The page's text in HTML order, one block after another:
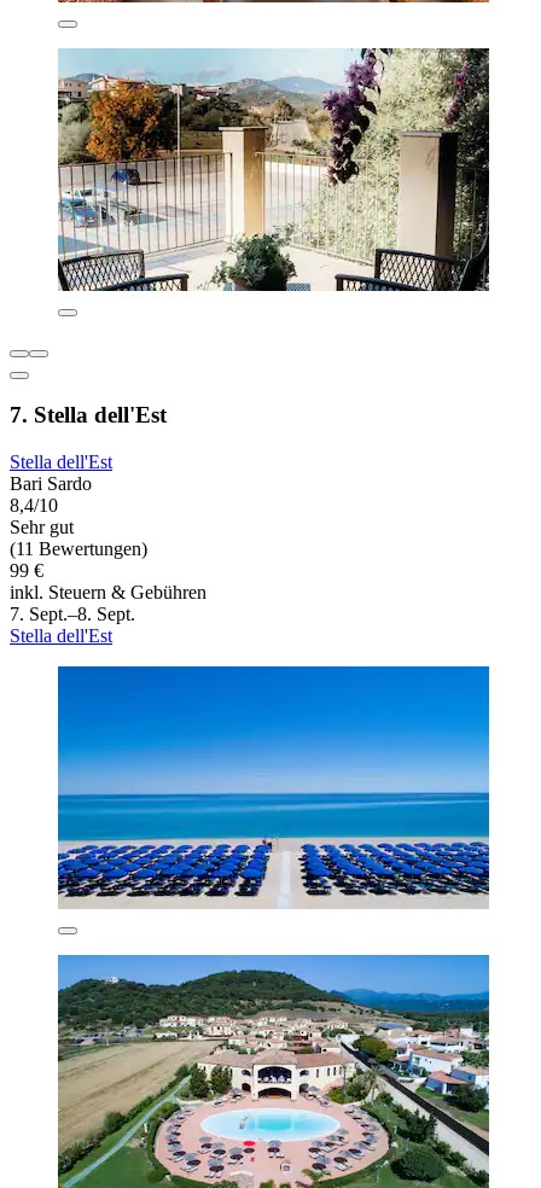
7. Stella dell'Est
Stella dell'Est
Bari Sardo
8,4/10
Sehr gut
(11 Bewertungen)
99 €
inkl. Steuern & Gebühren
7. Sept.–8. Sept.
Stella dell'Est